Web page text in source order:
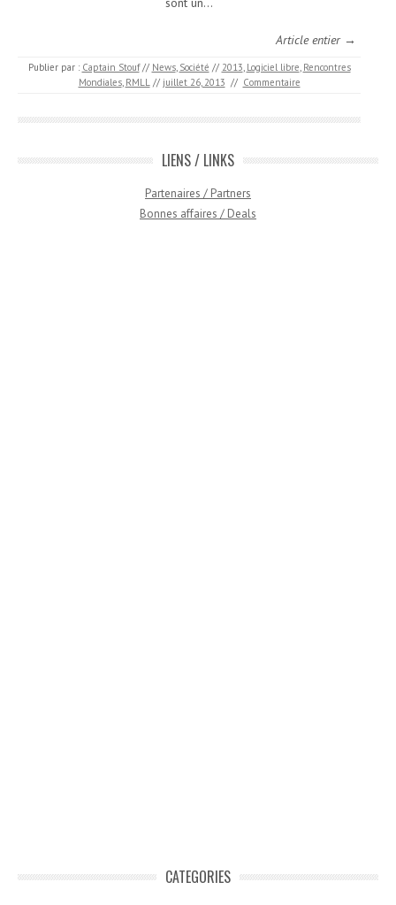
Article entier →
Publier par : Captain Stouf // News, Société // 2013, Logiciel libre, Rencontres
Mondiales, RMLL // juillet 26, 2013 // Commentaire
LIENS / LINKS
Partenaires / Partners
Bonnes affaires / Deals
CATEGORIES